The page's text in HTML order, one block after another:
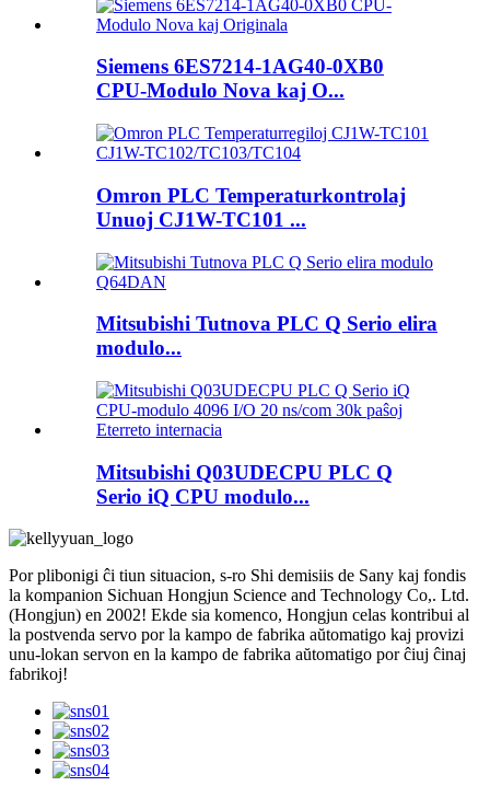
Siemens 6ES7214-1AG40-0XB0
CPU-Modulo Nova kaj O...
Omron PLC Temperaturkontrolaj
Unuoj CJ1W-TC101 ...
Mitsubishi Tutnova PLC Q Serio elira
modulo...
Mitsubishi Q03UDECPU PLC Q
Serio iQ CPU modulo...
Por plibonigi ĉi tiun situacion, s-ro Shi demisiis de Sany kaj fondis
la kompanion Sichuan Hongjun Science and Technology Co,. Ltd.
(Hongjun) en 2002! Ekde sia komenco, Hongjun celas kontribui al
la postvenda servo por la kampo de fabrika aŭtomatigo kaj provizi
unu-lokan servon en la kampo de fabrika aŭtomatigo por ĉiuj ĉinaj
fabrikoj!